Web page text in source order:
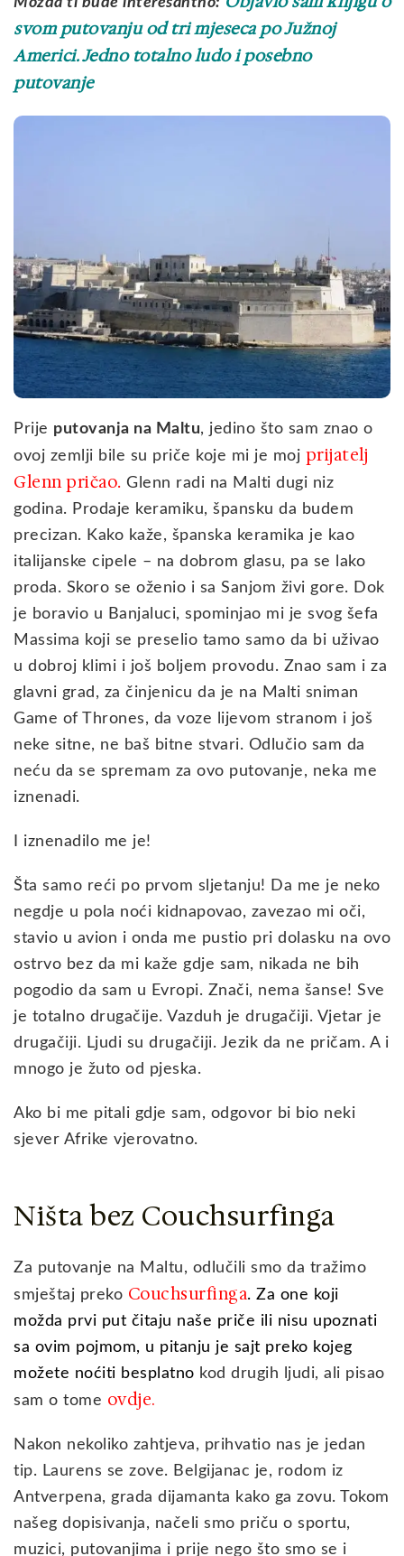
svom putovanju od tri mjeseca po Južnoj
Americi. Jedno totalno ludo i posebno
putovanje
Prije putovanja na Maltu, jedino što sam znao o
ovoj zemlji bile su priče koje mi je moj prijatelj
Glenn pričao. Glenn radi na Malti dugi niz
godina. Prodaje keramiku, špansku da budem
precizan. Kako kaže, španska keramika je kao
italijanske cipele – na dobrom glasu, pa se lako
proda. Skoro se oženio i sa Sanjom živi gore. Dok
je boravio u Banjaluci, spominjao mi je svog šefa
Massima koji se preselio tamo samo da bi uživao
u dobroj klimi i još boljem provodu. Znao sam i za
glavni grad, za činjenicu da je na Malti sniman
Game of Thrones, da voze lijevom stranom i još
neke sitne, ne baš bitne stvari. Odlučio sam da
neću da se spremam za ovo putovanje, neka me
iznenadi.
I iznenadilo me je!
Šta samo reći po prvom sljetanju! Da me je neko
negdje u pola noći kidnapovao, zavezao mi oči,
stavio u avion i onda me pustio pri dolasku na ovo
ostrvo bez da mi kaže gdje sam, nikada ne bih
pogodio da sam u Evropi. Znači, nema šanse! Sve
je totalno drugačije. Vazduh je drugačiji. Vjetar je
drugačiji. Ljudi su drugačiji. Jezik da ne pričam. A i
mnogo je žuto od pjeska.
Ako bi me pitali gdje sam, odgovor bi bio neki
sjever Afrike vjerovatno.
Ništa bez Couchsurfinga
Za putovanje na Maltu, odlučili smo da tražimo
smještaj preko Couchsurfinga. Za one koji
možda prvi put čitaju naše priče ili nisu upoznati
sa ovim pojmom, u pitanju je sajt preko kojeg
možete noćiti besplatno kod drugih ljudi, ali pisao
sam o tome ovdje.
Nakon nekoliko zahtjeva, prihvatio nas je jedan
tip. Laurens se zove. Belgijanac je, rodom iz
Antverpena, grada dijamanta kako ga zovu. Tokom
našeg dopisivanja, načeli smo priču o sportu,
muzici, putovanjima i prije nego što smo se i